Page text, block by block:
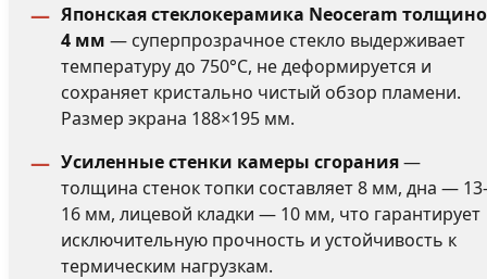
Японская стеклокерамика Neoceram
4 мм — суперпрозрачное стекло выдерживает
температуру до 750°C, не деформируется и
сохраняет кристально чистый обзор пламени.
Размер экрана 188×195 мм.
Усиленные стенки камеры сгорания—
толщина стенок топки составляет 8 мм, дна —
16 мм, лицевой кладки — 10 мм, что гарантирует
исключительную прочность и устойчивость к
термическим нагрузкам.